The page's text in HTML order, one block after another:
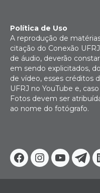
Facebook
Instagram
Política de Uso
A reprodução de
citação do Conexão
de áudio, deverão
em sendo explicitados,
de vídeo, esses créditos
UFRJ no YouTube e,
Fotos devem ser
ao nome do fotógrafo.